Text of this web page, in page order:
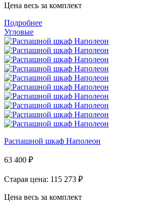
Цена весь за комплект
Подробнее
Угловые
Распашной шкаф Наполеон
63 400 ₽
Старая цена: 115 273 ₽
Цена весь за комплект